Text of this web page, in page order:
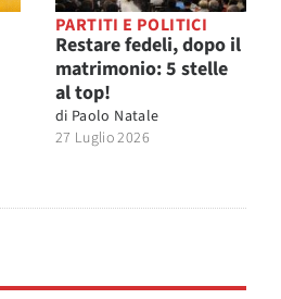
PARTITI E POLITICI
Restare fedeli, dopo il
matrimonio: 5 stelle
al top!
di Paolo Natale
27 Luglio 2026